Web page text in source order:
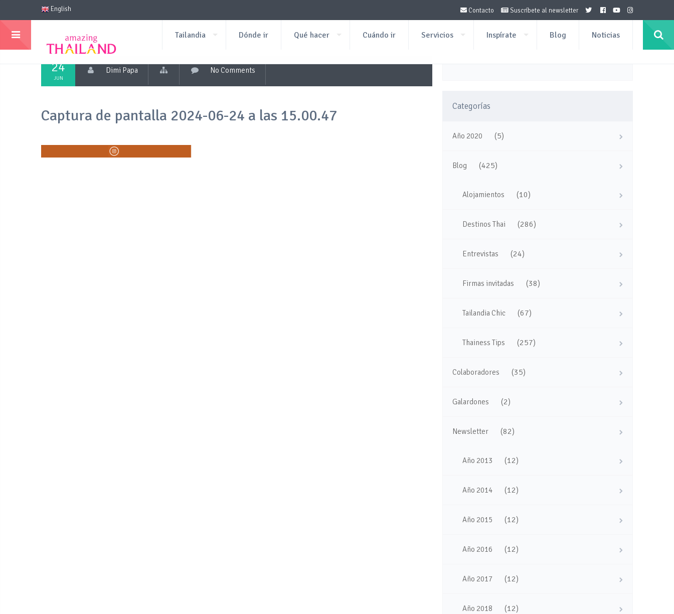
English Contacto Suscríbete al newsletter
Tailandia Dónde ir Qué hacer Cuándo ir Servicios Inspírate Blog Noticias
24
JUN
Dimi Papa No Comments
Captura de pantalla 2024-06-24 a las 15.00.47
Categorías
Año 2020 (5)
Blog (425)
Alojamientos (10)
Destinos Thai (286)
Entrevistas (24)
Firmas invitadas (38)
Tailandia Chic (67)
Thainess Tips (257)
Colaboradores (35)
Galardones (2)
Newsletter (82)
Año 2013 (12)
Año 2014 (12)
Año 2015 (12)
Año 2016 (12)
Año 2017 (12)
Año 2018 (12)